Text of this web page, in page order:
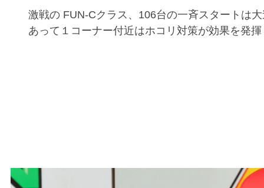
激戦の FUN-Cクラス、106台の一斉スタートは
あって１コーナー付近はホコリ対策が効果を発